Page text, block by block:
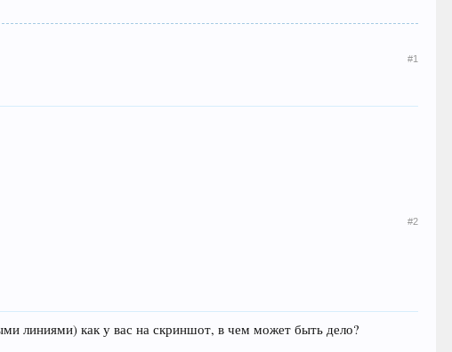
#1
#2
линиями) как у вас на скриншот, в чем может быть дело?